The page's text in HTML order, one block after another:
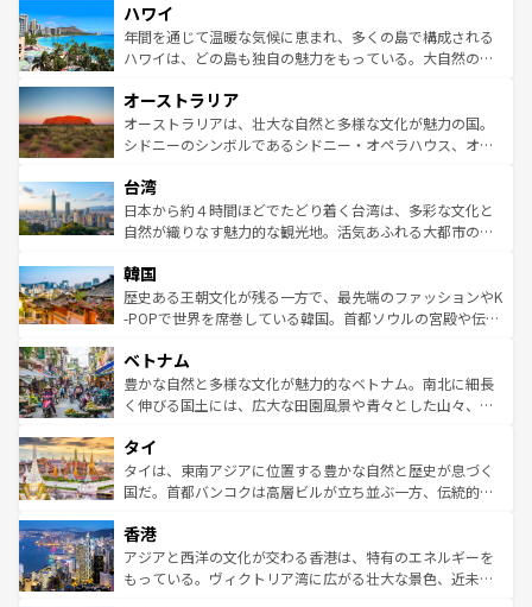
ば市内交通費無料で観光を楽しむこともできる。 なお、新
着のスイス情報はコンテンツ一覧 を参照してほしい。
のような巨大都市は、観光、ショッピング、エンターテイ
ンメントが詰まった刺激的なスポットだ。一方、アメリカ
西部には大自然が広がり、グランドキャニオンやイエロー
部のニューオーリンズでは、音楽と美食が融合した独特の
文化が魅力。旅行者はアメリカの各地域で異なる魅力を楽
しみながら、その多様性と豊かな歴史を感じることができ
ならではの贅沢な旅のスタイルだ。 なお、新着のアメリカ
情報はコンテンツ一覧を参照してほしい。
ハワイ
年間を通じて温暖な気候に恵まれ、多くの島で構成される
ハワイは、どの島も独自の魅力をもっている。大自然の神
ワイ島は見逃せない。また、定番の観光地といえばオアフ
島だが、静かな自然を求めるならマウイ島やカウアイ島が
おすすめ。エメラルドグリーンに輝く海をはじめ、豊かな
れるおもてなしの心で訪れる人々を迎えてくれるハワイの
人々、おいしいローカルフードやハワイアンミュージッ
ク、伝統的なフラダンスなど、すべてがハワイの魅力を彩
ワイを、存分に味わってほしい。 なお、新着のハワイ情報
はコンテンツ一覧を参照してほしい。
オーストラリア
オーストラリアは、壮大な自然と多様な文化が魅力の国。
シドニーのシンボルであるシドニー・オペラハウス、オー
リアリーフや大陸中央部にそびえるウルル（エアーズロッ
ク）、タスマニアの美しい原生林やケアンズの熱帯雨林な
ど、見どころがたくさん。また、カフェやワイン、オージ
いる。アクティビティも充実しており、サーフィンやダイ
ビング、ハイキングなど、アウトドア好きにはたまらな
い。オーストラリアの多彩な魅力を存分に味わいつくそ
参照してほしい。
台湾
日本から約４時間ほどでたどり着く台湾は、多彩な文化と
自然が織りなす魅力的な観光地。活気あふれる大都市の台
ン）、静ひつな山岳地帯である台湾東部など、都市の喧騒
と山間の静けさが共存しており、訪れる人に新しい発見と
驚きをもたらしてくれる。また、奥深い台湾の食文化も魅
容にもいいと評判のスイーツなど、バラエティ豊かな料理
が味わえる。 なお、新着の台湾情報は コンテンツ一覧を参
照してほしい。
韓国
歴史ある王朝文化が残る一方で、最先端のファッションやK
-POPで世界を席巻している韓国。首都ソウルの宮殿や伝統
き、地方に足を延ばせば四季折々の自然美を楽しむことが
できる。そして、キムチや焼肉、絶品のストリートフード
まで、さまざまな韓国料理が待っている。夜には、韓国な
リティに包まれながら、韓国の多彩な魅力を心ゆくまで味
わってみてほしい。 なお、新着の韓国情報はコンテンツ一
覧を参照してほしい。
ベトナム
豊かな自然と多様な文化が魅力的なベトナム。南北に細長
く伸びる国土には、広大な田園風景や青々とした山々、世
急速な発展と共に伝統が息づく。ハノイの古い町並みやホ
ーチミン市のフランス統治時代の建物も、独特の雰囲気を
醸し出している。また、バラエティの豊かさとおいしさで
とつ。フォーやバインミー、ベトナムコーヒーなどは、ぜ
ひ現地で味わいたい。どの地域を訪れてもあたたかい人々
が旅行者を迎えてくれるので、きっと忘れられない旅にな
タイ
タイは、東南アジアに位置する豊かな自然と歴史が息づく
国だ。首都バンコクは高層ビルが立ち並ぶ一方、伝統的な
の活気が交差している。北部ではチェンマイなどの山岳地
帯で自然と触れ合い、南部ではプーケットやクラビの美し
いビーチでリゾート気分を楽しむことができる。タイ料理
香港
アジアと西洋の文化が交わる香港は、特有のエネルギーを
もっている。ヴィクトリア湾に広がる壮大な景色、近未来